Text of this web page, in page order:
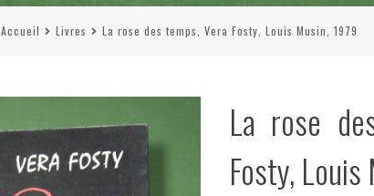
Accueil Livres La rose des temps, Vera Fosty, Louis Musin, 1979
La rose
Fosty,